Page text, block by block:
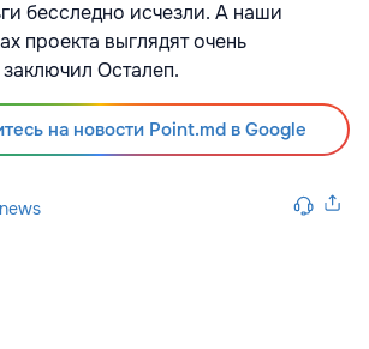
бесследно исчезли. А наши
проекта выглядят очень
Осталеп.
на новости Point.md в Google